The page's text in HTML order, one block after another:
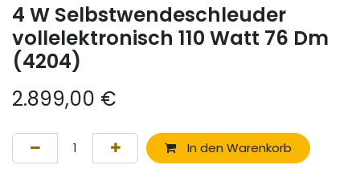
4 W Selbstwendeschleuder
vollelektronisch 110 Watt 76 Dm
(4204)
2.899,00 €
In den Warenkorb